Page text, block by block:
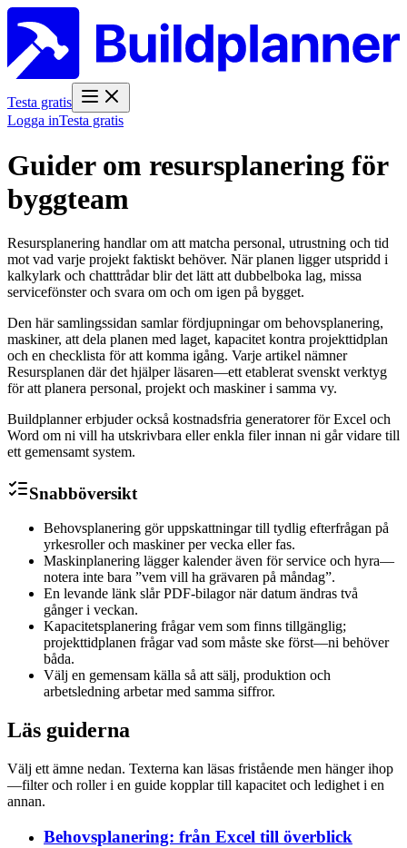
Testa gratis
Logga inTesta gratis
Guider om resursplanering för
byggteam
Resursplanering handlar om att matcha personal, utrustning och tid
mot vad varje projekt faktiskt behöver. När planen ligger utspridd i
kalkylark och chatttrådar blir det lätt att dubbelboka lag, missa
servicefönster och svara om och om igen på bygget.
Den här samlingssidan samlar fördjupningar om behovsplanering,
maskiner, att dela planen med laget, kapacitet kontra projekttidplan
och en checklista för att komma igång. Varje artikel nämner
Resursplanen där det hjälper läsaren—ett etablerat svenskt verktyg
för att planera personal, projekt och maskiner i samma vy.
Buildplanner erbjuder också kostnadsfria generatorer för Excel och
Word om ni vill ha utskrivbara eller enkla filer innan ni går vidare till
ett gemensamt system.
Snabböversikt
Behovsplanering gör uppskattningar till tydlig efterfrågan på
yrkesroller och maskiner per vecka eller fas.
Maskinplanering lägger kalender även för service och hyra—
notera inte bara ”vem vill ha grävaren på måndag”.
En levande länk slår PDF-bilagor när datum ändras två
gånger i veckan.
Kapacitetsplanering frågar vem som finns tillgänglig;
projekttidplanen frågar vad som måste ske först—ni behöver
båda.
Välj en gemensam källa så att sälj, produktion och
arbetsledning arbetar med samma siffror.
Läs guiderna
Välj ett ämne nedan. Texterna kan läsas fristående men hänger ihop
—filter och roller i en guide kopplar till kapacitet och ledighet i en
annan.
Behovsplanering: från Excel till överblick